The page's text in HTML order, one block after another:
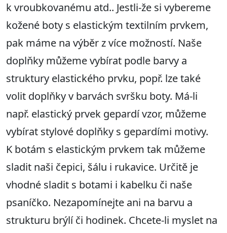
k vroubkovanému atd.. Jestli-že si vybereme
kožené boty s elastickým textilním prvkem,
pak máme na výběr z více možností. Naše
doplňky můžeme vybírat podle barvy a
struktury elastického prvku, popř. lze také
volit doplňky v barvách svršku boty. Má-li
např. elastický prvek gepardí vzor, můžeme
vybírat stylové doplňky s gepardími motivy.
K botám s elastickým prvkem tak můžeme
sladit naši čepici, šálu i rukavice. Určitě je
vhodné sladit s botami i kabelku či naše
psaníčko. Nezapomínejte ani na barvu a
strukturu brýlí či hodinek. Chcete-li myslet na